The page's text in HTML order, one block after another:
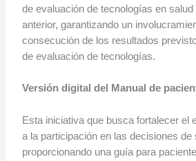
de evaluación de tecnologías en
anterior, garantizando un
consecución de los resultados
de evaluación de tecnologías.
Versión digital del Manual de
Esta iniciativa que busca fortalecer el
a la participación en las decisiones de
proporcionando una guía para